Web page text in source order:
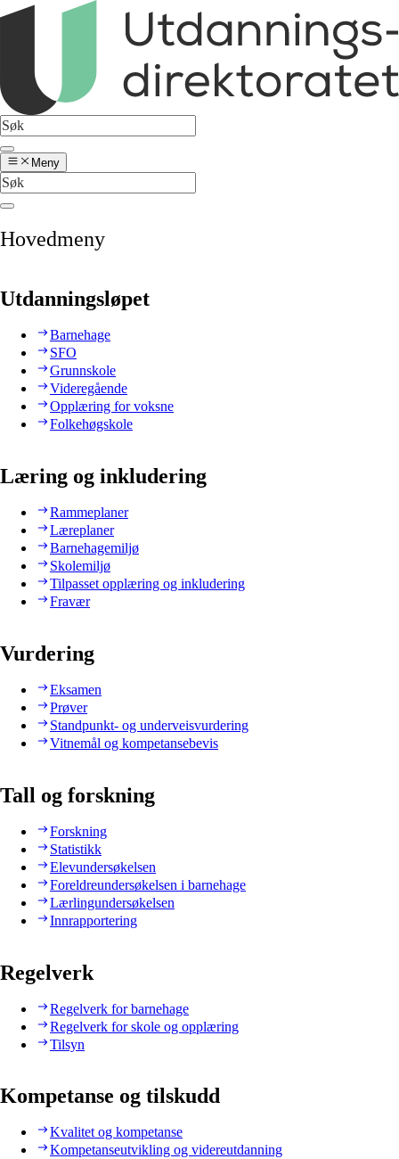
Meny
Hovedmeny
Utdanningsløpet
Barnehage
SFO
Grunnskole
Videregående
Opplæring for voksne
Folkehøgskole
Læring og inkludering
Rammeplaner
Læreplaner
Barnehagemiljø
Skolemiljø
Tilpasset opplæring og inkludering
Fravær
Vurdering
Eksamen
Prøver
Standpunkt- og underveisvurdering
Vitnemål og kompetansebevis
Tall og forskning
Forskning
Statistikk
Elevundersøkelsen
Foreldreundersøkelsen i barnehage
Lærlingundersøkelsen
Innrapportering
Regelverk
Regelverk for barnehage
Regelverk for skole og opplæring
Tilsyn
Kompetanse og tilskudd
Kvalitet og kompetanse
Kompetanseutvikling og videreutdanning